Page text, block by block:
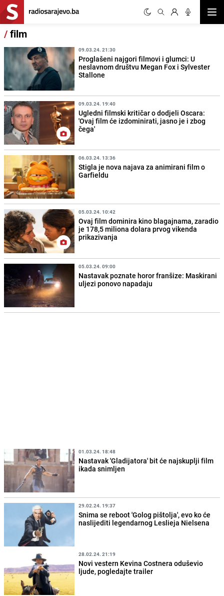
/film
09.03.24. 21:30
Proglašeni najgori filmovi i glumci: U
neslavnom društvu Megan Fox i Sylvester
Stallone
09.03.24. 19:40
Ugledni filmski kritičar o dodjeli Oscara:
'Ovaj film će izdominirati, jasno je i zbog
čega'
06.03.24. 13:36
Stigla je nova najava za animirani film o
Garfieldu
05.03.24. 10:42
Ovaj film dominira kino blagajnama, zaradio
je 178,5 miliona dolara prvog vikenda
prikazivanja
05.03.24. 09:00
Nastavak poznate horor franšize: Maskirani
uljezi ponovo napadaju
01.03.24. 18:48
Nastavak 'Gladijatora' bit će najskuplji film
ikada snimljen
29.02.24. 19:37
Snima se reboot 'Golog pištolja', evo ko će
naslijediti legendarnog Leslieja Nielsena
28.02.24. 21:19
Novi vestern Kevina Costnera oduševio
ljude, pogledajte trailer